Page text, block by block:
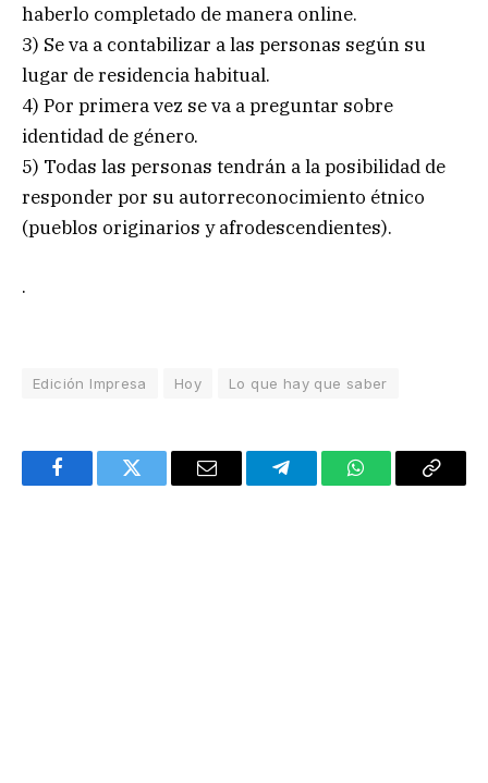
haberlo completado de manera online.
3) Se va a contabilizar a las personas según su
lugar de residencia habitual.
4) Por primera vez se va a preguntar sobre
identidad de género.
5) Todas las personas tendrán a la posibilidad de
responder por su autorreconocimiento étnico
(pueblos originarios y afrodescendientes).
.
Edición Impresa Hoy Lo que hay que saber
FacebookTwitter Email TelegramWhatsAppCopy